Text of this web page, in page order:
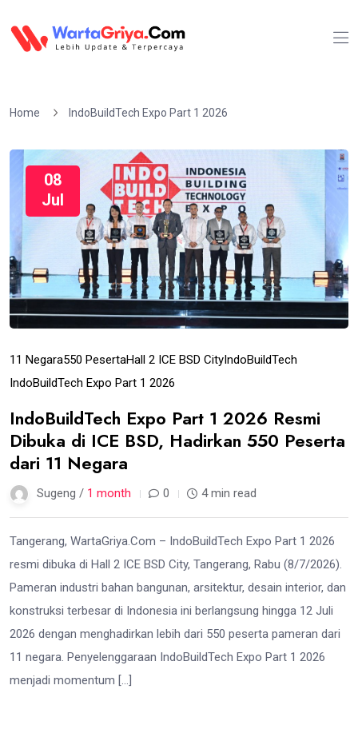
Home IndoBuildTech Expo Part 1 2026
08
Jul
11 Negara550 PesertaHall 2 ICE BSD City IndoBuildTech
IndoBuildTech Expo Part 1 2026
IndoBuildTech Expo Part 1 2026 Resmi
Dibuka di ICE BSD, Hadirkan 550 Peserta
dari 11 Negara
Sugeng / 1 month 0 4 min read
Tangerang, WartaGriya.Com – IndoBuildTech Expo Part 1 2026
resmi dibuka di Hall 2 ICE BSD City, Tangerang, Rabu (8/7/2026).
Pameran industri bahan bangunan, arsitektur, desain interior, dan
konstruksi terbesar di Indonesia ini berlangsung hingga 12 Juli
2026 dengan menghadirkan lebih dari 550 peserta pameran dari
11 negara. Penyelenggaraan IndoBuildTech Expo Part 1 2026
menjadi momentum […]